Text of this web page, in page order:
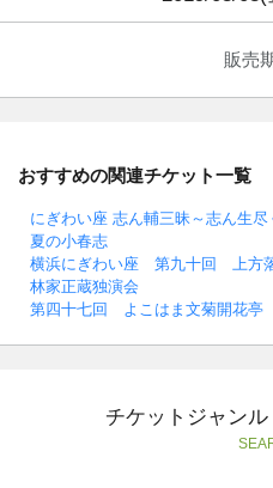
販売
おすすめの関連チケット一覧
にぎわい座 志ん輔三昧～志ん生尽
夏の小春志
横浜にぎわい座 第九十回 上方
林家正蔵独演会
第四十七回 よこはま文菊開花亭
チケットジャン